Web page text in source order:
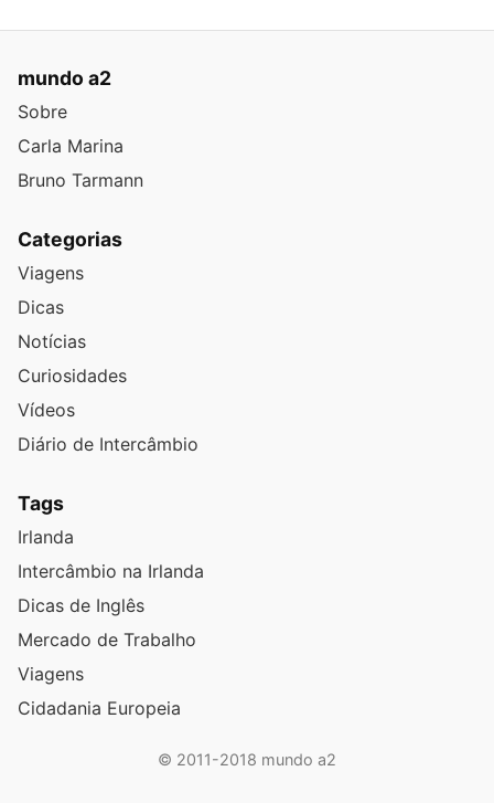
mundo a2
Sobre
Carla Marina
Bruno Tarmann
Categorias
Viagens
Dicas
Notícias
Curiosidades
Vídeos
Diário de Intercâmbio
Tags
Irlanda
Intercâmbio na Irlanda
Dicas de Inglês
Mercado de Trabalho
Viagens
Cidadania Europeia
© 2011-2018 mundo a2